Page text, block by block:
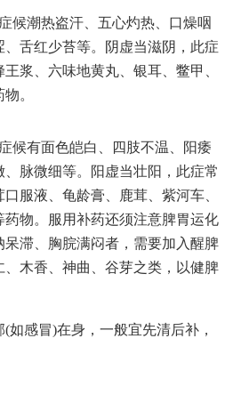
候潮热盗汗、五心灼热、口燥咽
舌红少苔等。阴虚当滋阴，此症
浆、六味地黄丸、银耳、鳖甲、
。
候有面色皑白、四肢不温、阳痿
脉微细等。阳虚当壮阳，此症常
服液、龟龄膏、鹿茸、紫河车、
物。服用补药还须注意脾胃运化
滞、胸脘满闷者，需要加入醒脾
木香、神曲、谷芽之类，以健脾
如感冒)在身，一般宜先清后补，